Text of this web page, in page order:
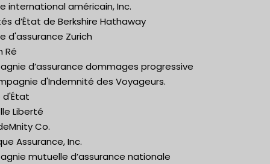
international américain, Inc.
d’État de Berkshire Hathaway
d'assurance Zurich
Ré
d’assurance dommages progressive
d'Indemnité des Voyageurs.
d'État
Liberté
Co.
Assurance, Inc.
mutuelle d’assurance nationale